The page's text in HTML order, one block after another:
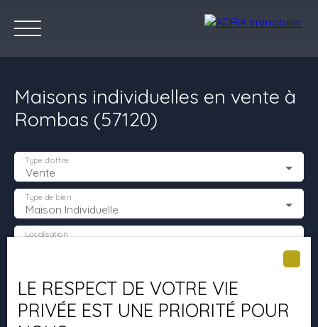
Accueil Acheter
Maisons individuelles en vente à
Rombas (57120)
Vente
Type d'offre
Maison Individuelle
Type de bien
Localisation
Surface min (m²)
LE RESPECT DE VOTRE VIE
PRIVÉE EST UNE PRIORITÉ POUR